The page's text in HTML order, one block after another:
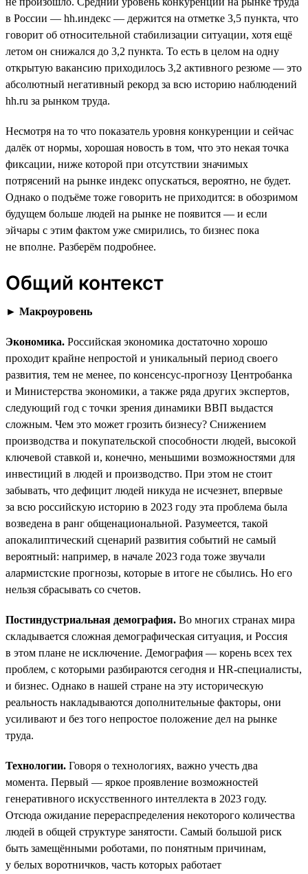
в России — hh.индекс — держится на отметке 3,5 пункта, что
говорит об относительной стабилизации ситуации, хотя ещё
летом он снижался до 3,2 пункта. То есть в целом на одну
открытую вакансию приходилось 3,2 активного резюме — это
абсолютный негативный рекорд за всю историю наблюдений
hh.ru за рынком труда.
Несмотря на то что показатель уровня конкуренции и сейчас
далёк от нормы, хорошая новость в том, что это некая точка
фиксации, ниже которой при отсутствии значимых
потрясений на рынке индекс опускаться, вероятно, не будет.
Однако о подъёме тоже говорить не приходится: в обозримом
будущем больше людей на рынке не появится — и если
эйчары с этим фактом уже смирились, то бизнес пока
не вполне. Разберём подробнее.
Общий контекст
► Макроуровень
Экономика. Российская экономика достаточно хорошо
проходит крайне непростой и уникальный период своего
развития, тем не менее, по консенсус-прогнозу Центробанка
и Министерства экономики, а также ряда других экспертов,
следующий год с точки зрения динамики ВВП выдастся
сложным. Чем это может грозить бизнесу? Снижением
производства и покупательской способности людей, высокой
ключевой ставкой и, конечно, меньшими возможностями для
инвестиций в людей и производство. При этом не стоит
забывать, что дефицит людей никуда не исчезнет, впервые
за всю российскую историю в 2023 году эта проблема была
возведена в ранг общенациональной. Разумеется, такой
апокалиптический сценарий развития событий не самый
вероятный: например, в начале 2023 года тоже звучали
алармистские прогнозы, которые в итоге не сбылись. Но его
нельзя сбрасывать со счетов.
Постиндустриальная демография. Во многих странах мира
складывается сложная демографическая ситуация, и Россия
в этом плане не исключение. Демография — корень всех тех
проблем, с которыми разбираются сегодня и HR-специалисты,
и бизнес. Однако в нашей стране на эту историческую
реальность накладываются дополнительные факторы, они
усиливают и без того непростое положение дел на рынке
труда.
Технологии. Говоря о технологиях, важно учесть два
момента. Первый — яркое проявление возможностей
генеративного искусственного интеллекта в 2023 году.
Отсюда ожидание перераспределения некоторого количества
людей в общей структуре занятости. Самый большой риск
быть замещёнными роботами, по понятным причинам,
у белых воротничков, часть которых работает